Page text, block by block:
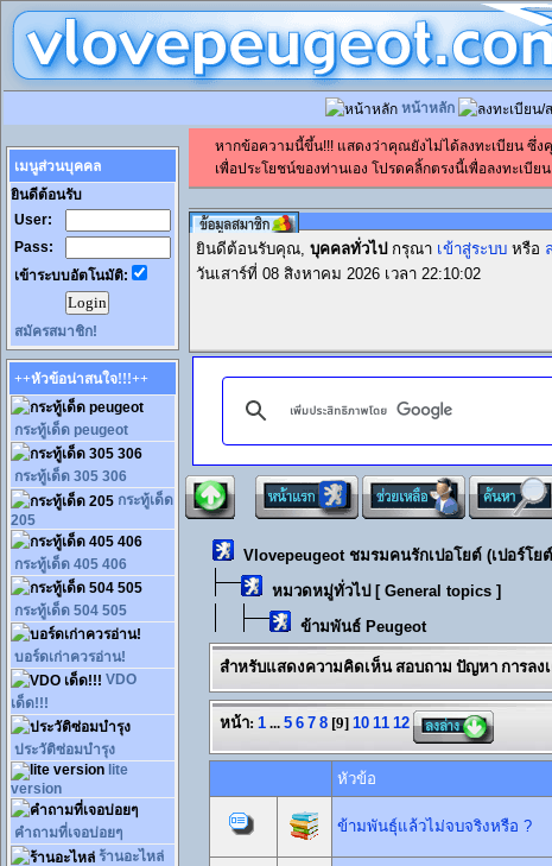
หน้าหลัก
เมนูส่วนบุคคล
ยินดีต้อนรับ
User:
Pass:
เข้าระบบอัตโนมัติ:
สมัครสมาชิก!
++หัวข้อน่าสนใจ!!!++
กระทู้เด็ด peugeot
กระทู้เด็ด 305 306
กระทู้เด็ด
205
กระทู้เด็ด 405 406
กระทู้เด็ด 504 505
บอร์ดเก่าควรอ่าน!
VDO
เด็ด!!!
ประวัติซ่อมบำรุง
lite
version
คำถามที่เจอบ่อยๆ
ร้านอะไหล่
หากข้อความนี้ขึ้น!!! แสดงว่าคุณยังไม่ได้ลงทะเบียน ซึ่ง
เพื่อประโยชน์ของท่านเอง โปรดคลิ้กตรงนี้เพื่อลงทะเบียน
ยินดีต้อนรับคุณ, บุคคลทั่วไป กรุณา เข้าสู่ระบบ หรือ
วันเสาร์ที่ 08 สิงหาคม 2026 เวลา 22:10:02
Vlovepeugeot ชมรมคนรักเปอโยต์ (เปอร์โย
หมวดหมู่ทั่วไป [ General topics ]
ข้ามพันธ์ Peugeot
สำหรับแสดงความคิดเห็น สอบถาม ปัญหา การลง
หน้า: 1 ... 5 6 7 8 [9] 10 11 12
หัวข้อ
ข้ามพันธุ์แล้วไม่จบจริงหรือ ?